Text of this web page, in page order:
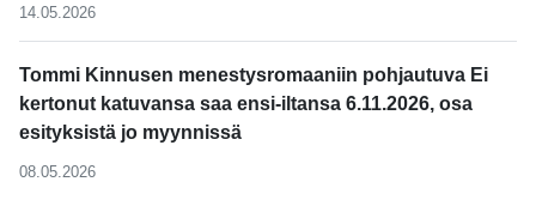
14.05.2026
Tommi Kinnusen menestysromaaniin pohjautuva Ei
kertonut katuvansa saa ensi-iltansa 6.11.2026, osa
esityksistä jo myynnissä
08.05.2026